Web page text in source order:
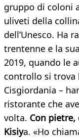
gruppo di coloni
uliveti della
dell’Unesco. Ha
trentenne e la
2019, quando le
controllo si trova
Cisgiordania –
ristorante che
volta. Con
Kisiya. «Ho